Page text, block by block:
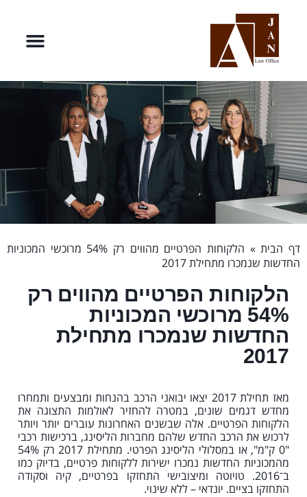
דף הבית»
הלקוחות הפרטיים מהווים רק 54% מרוכשי המכוניות
החדשות שנמכרו מתחילת 2017
הלקוחות הפרטיים מהווים רק
54% מרוכשי המכוניות
החדשות שנמכרו מתחילת
2017
מאז תחילת 2017 יצאו יבואני הרכב בהנחות ומבצעים ותמחרו
מחדש דגמים שונים, במטרה להחזיר לאולמות התצוגה את
הלקוחות הפרטיים. אלה שבשנים האחרונות עוברים יותר ויותר
לרכוש את הרכב החדש שלהם מחברות הליסינג, ברכישות רכבי
"0 ק"מ", או במסלולי הליסינג הפרטי. מתחילת 2017 רק 54%
מהמכוניות החדשות נמכרו ישירות ללקוחות פרטיים, בדיוק כמו
ב־2016. טויוטה ומיצובישי התחזקו בפרטיים, קיה וסקודה
התחזקו בציים. יונדאי – ללא שינוי.